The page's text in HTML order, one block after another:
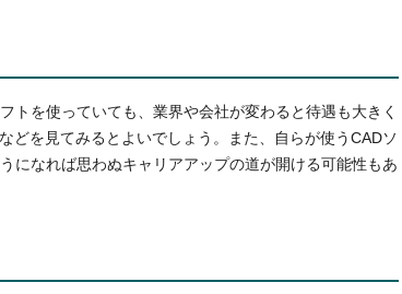
トを使っていても、業界や会社が変わると待遇も大きく
どを見てみるとよいでしょう。また、自らが使うCADソ
になれば思わぬキャリアアップの道が開ける可能性もあ